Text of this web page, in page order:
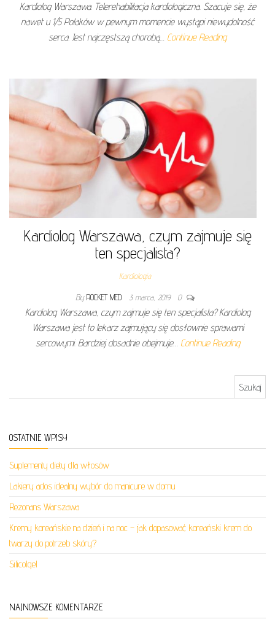
Kardiolog Warszawa. Telerehabilitacja kardiologiczna. Szacuje się, że
nawet u 1/5 Polaków w pewnym momencie wystąpi niewydolność
serca. Jest najczęstszą chorobą… Continue Reading
Kardiolog Warszawa, czym zajmuje się
ten specjalista?
Kardiologia
By ROCKET MED 3 marca, 2019 0
Kardiolog Warszawa, czym zajmuje się ten specjalista? Kardiolog
Warszawa jest to lekarz zajmujący się dosłownie sprawami
sercowymi. Bardziej dosadnie obejmuje… Continue Reading
OSTATNIE WPISY
Suplementy diety dla włosów
Lakiery ados idealny wybór do manicure w domu
Rezonans Warszawa
Kremy koreańskie na dzień i na noc – jak dopasować koreański krem do
twarzy do potrzeb skóry?
Silicolgel
NAJNOWSZE KOMENTARZE